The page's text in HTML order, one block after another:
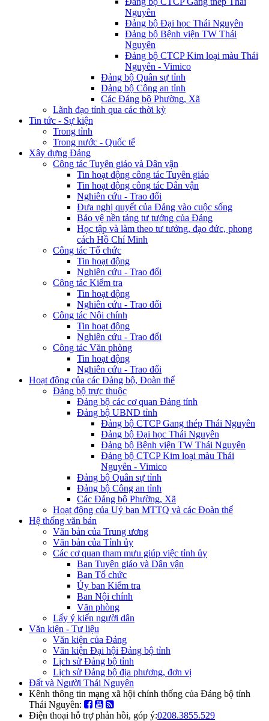
Nguyên
Đảng bộ Đại học Thái Nguyên
Đảng bộ Bệnh viện TW Thái
Nguyên
Đảng bộ CTCP Kim loại màu Thái
Nguyên - Vimico
Đảng bộ Quân sự tỉnh
Đảng bộ Công an tỉnh
Các Đảng bộ Phường, Xã
Lãnh đạo tỉnh qua các thời kỳ
Tin tức - Sự kiện
Trong tỉnh
Trong nước - Quốc tế
Xây dựng Đảng
Công tác Tuyên giáo và Dân vận
Tin hoạt động công tác Tuyên giáo
Tin hoạt động công tác Dân vận
Nghiên cứu - Trao đổi
Đưa nghị quyết của Đảng vào cuộc sống
Bảo vệ nền tảng tư tưởng của Đảng
Học tập và làm theo tư tưởng, đạo đức, phong
cách Hồ Chí Minh
Công tác Tổ chức
Tin hoạt động
Nghiên cứu - Trao đổi
Công tác Kiểm tra
Tin hoạt động
Nghiên cứu - Trao đổi
Công tác Nội chính
Tin hoạt động
Nghiên cứu - Trao đổi
Công tác Văn phòng
Tin hoạt động
Nghiên cứu - Trao đổi
Hoạt động của các Đảng bộ, Đoàn thể
Đảng bộ trực thuộc
Đảng bộ các cơ quan Đảng tỉnh
Đảng bộ UBND tỉnh
Đảng bộ CTCP Gang thép Thái Nguyên
Đảng bộ Đại học Thái Nguyên
Đảng bộ Bệnh viện TW Thái Nguyên
Đảng bộ CTCP Kim loại màu Thái
Nguyên - Vimico
Đảng bộ Quân sự tỉnh
Đảng bộ Công an tỉnh
Các Đảng bộ Phường, Xã
Hoạt động của Uỷ ban MTTQ và các Đoàn thể
Hệ thống văn bản
Văn bản của Trung ương
Văn bản của Tỉnh ủy
Các cơ quan tham mưu giúp việc tỉnh ủy
Ban Tuyên giáo và Dân vận
Ban Tổ chức
Ủy ban Kiểm tra
Ban Nội chính
Văn phòng
Lấy ý kiến người dân
Văn kiện - Tư liệu
Văn kiện của Đảng
Văn kiện Đại hội Đảng bộ tỉnh
Lịch sử Đảng bộ tỉnh
Lịch sử Đảng bộ địa phương, đơn vị
Đất và Người Thái Nguyên
Kênh thông tin mạng xã hội chính thống của Đảng bộ tỉnh
Thái Nguyên:
Điện thoại hỗ trợ phản hồi, góp ý:0208.3855.529